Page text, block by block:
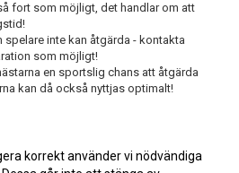
fort som möjligt, det handlar om att
inte kan åtgärda - kontakta
som möjligt!
en sportslig chans att åtgärda
kan då också nyttjas optimalt!
korrekt använder vi nödvändiga